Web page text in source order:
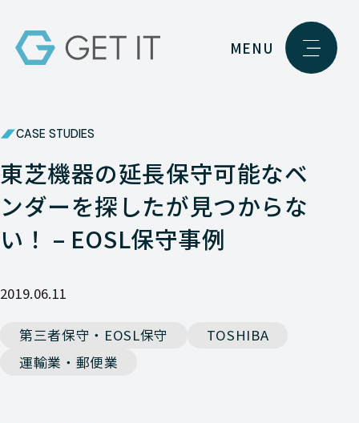
MENU
CASE STUDIES
東芝機器の延長保守可能なベ
ンダーを探したが見つからな
い！ – EOSL保守事例
2019.06.11
第三者保守・EOSL保守
TOSHIBA
運輸業・郵便業